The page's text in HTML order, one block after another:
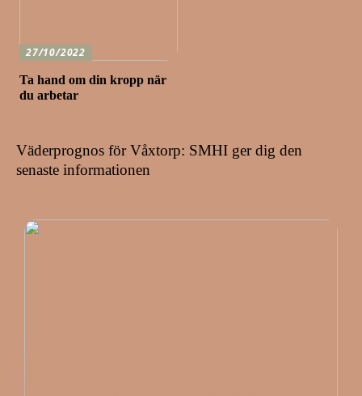
27/10/2022
Ta hand om din kropp när
du arbetar
Väderprognos för Våxtorp: SMHI ger dig den
senaste informationen